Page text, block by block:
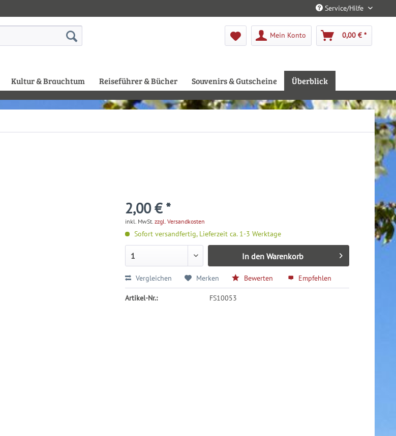
Service/Hilfe
Mein Konto 0,00 € *
Kultur & Brauchtum Reiseführer & Bücher Souvenirs & Gutscheine Überblick
2,00 € *
inkl. MwSt.zzgl. Versandkosten
Sofort versandfertig, Lieferzeit ca. 1-3 Werktage
In den Warenkorb
Vergleichen Merken Bewerten Empfehlen
Artikel-Nr.: FS10053